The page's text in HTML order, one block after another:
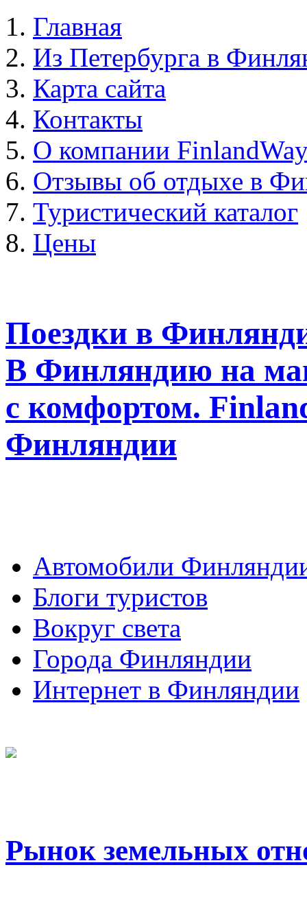
Главная
Из Петербурга в
Карта сайта
Контакты
О компании
Отзывы об отдыхе в
Туристический каталог
Цены
Поездки в
В Финляндию на
с комфортом.
Финляндии
Автомобили
Блоги туристов
Вокруг света
Города Финляндии
Интернет в Финляндии
Рынок земельных